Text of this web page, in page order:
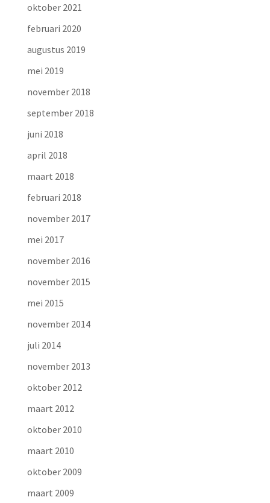
oktober 2021
februari 2020
augustus 2019
mei 2019
november 2018
september 2018
juni 2018
april 2018
maart 2018
februari 2018
november 2017
mei 2017
november 2016
november 2015
mei 2015
november 2014
juli 2014
november 2013
oktober 2012
maart 2012
oktober 2010
maart 2010
oktober 2009
maart 2009